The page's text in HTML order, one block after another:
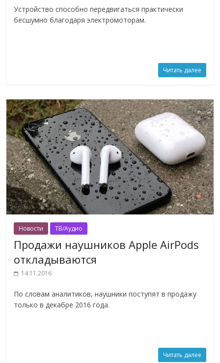
Устройство способно передвигаться практически
бесшумно благодаря электромоторам.
Читать далее
Новости ТВ/Аудио
Продажи наушников Apple AirPods
откладываются
14.11.2016
По словам аналитиков, наушники поступят в продажу
только в декабре 2016 года.
Читать далее